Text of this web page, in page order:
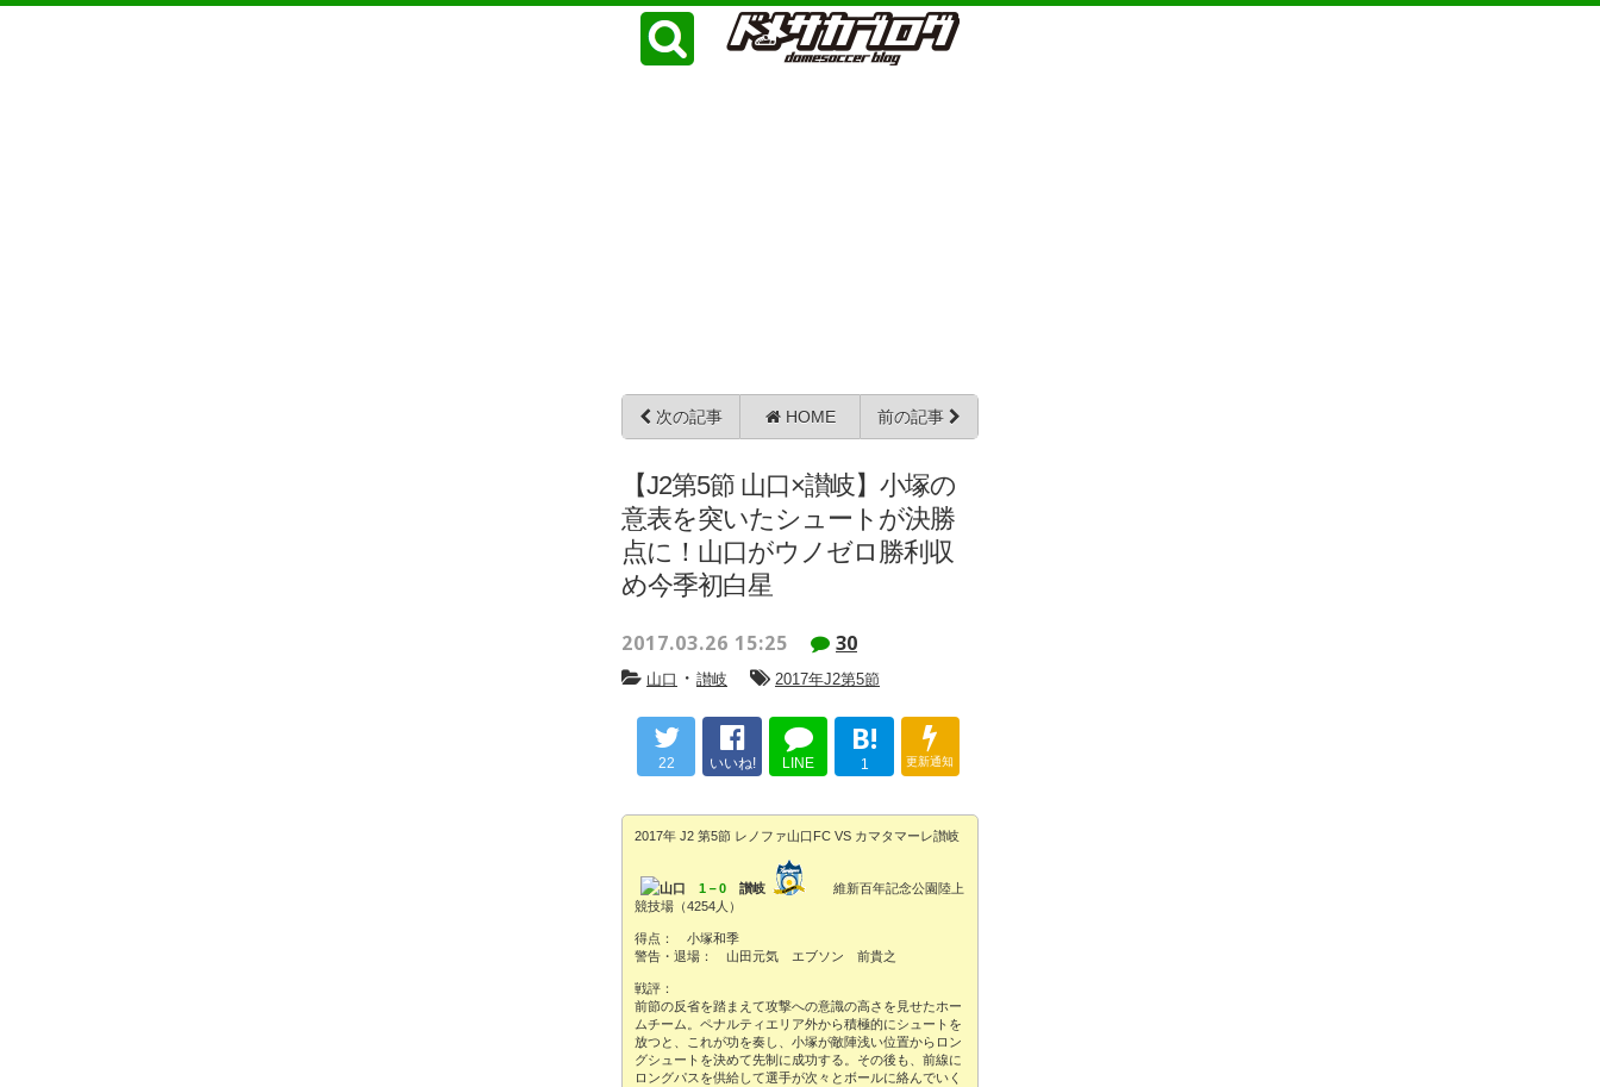
次の記事 HOME 前の記事
【J2第5節 山口×讃岐】小塚の
意表を突いたシュートが決勝
点に！山口がウノゼロ勝利収
め今季初白星
2017.03.26 15:25 30
山口 ・ 讃岐 2017年J2第5節
22 いいね! LINE
B!
1 更新通知
2017年 J2 第5節 レノファ山口FC VS カマタマーレ讃岐
山口 1－0 讃岐
維新百年記念公園陸上
競技場（4254人）
得点： 小塚和季
警告・退場： 山田元気 エブソン 前貴之
戦評：
前節の反省を踏まえて攻撃への意識の高さを見せたホー
ムチーム。ペナルティエリア外から積極的にシュートを
放つと、これが功を奏し、小塚が敵陣浅い位置からロン
グシュートを決めて先制に成功する。その後も、前線に
ロングパスを供給して選手が次々とボールに絡んでいく